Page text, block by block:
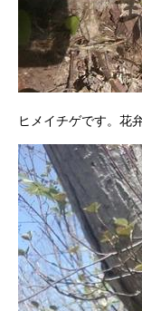
ヒメイチゲです。花